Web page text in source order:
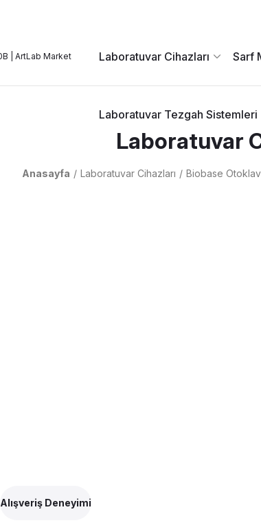
Laboratuvar Cihazları Sarf
Laboratuvar Tezgah Sistemleri
Laboratuvar
Anasayfa Laboratuvar Cihazları Biobase
Alışveriş Deneyimi